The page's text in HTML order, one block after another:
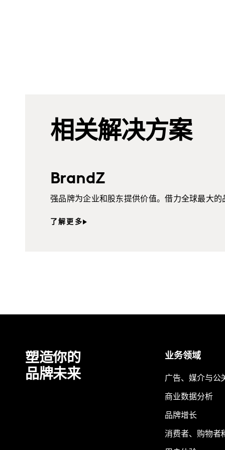
相关解决方案
BrandZ
强品牌为企业和股东提供价值。借力全球最大的
了解更多
塑造你的
品牌未来
业务领域
广告、媒介与公
商业数据分析
品牌增长
消费者、购物者